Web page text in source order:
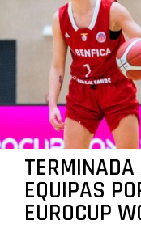
EQUIPAS
EUROCUP